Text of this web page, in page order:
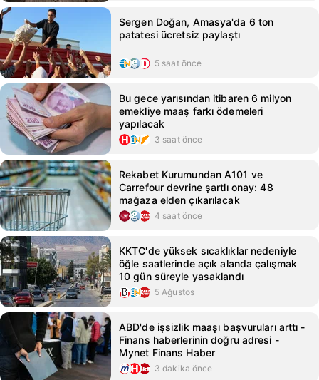
Sergen Doğan, Amasya'da 6 ton
patatesi ücretsiz paylaştı
5 saat önce
Bu gece yarısından itibaren 6 milyon
emekliye maaş farkı ödemeleri
yapılacak
3 saat önce
Rekabet Kurumundan A101 ve
Carrefour devrine şartlı onay: 48
mağaza elden çıkarılacak
4 saat önce
KKTC'de yüksek sıcaklıklar nedeniyle
öğle saatlerinde açık alanda çalışmak
10 gün süreyle yasaklandı
5 Ağustos
ABD'de işsizlik maaşı başvuruları arttı -
Finans haberlerinin doğru adresi -
Mynet Finans Haber
3 dakika önce